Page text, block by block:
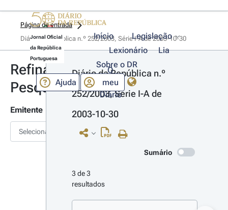
Jornal Oficial
da República
Portuguesa
Início
Legislação
Lexionário
Lia
Sobre o DR
Ajuda
O
meu
Diário
Página de entrada
Diário da República n.º 252/2003, Série I-A de 2003-10-30
Refinar
Pesquisa
Emitente
Selecionar
Diário da República n.º
252/2003, Série I-A de
2003-10-30
Sumário
3 de 3
resultados